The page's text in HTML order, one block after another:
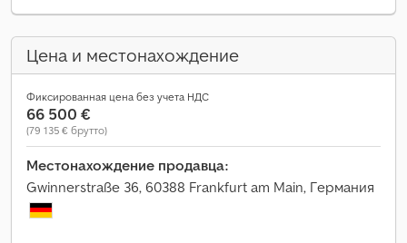
Цена и местонахождение
Фиксированная цена без учета НДС
66 500 €
(79 135 € брутто)
Местонахождение продавца:
Gwinnerstraße 36, 60388 Frankfurt am Main, Германия